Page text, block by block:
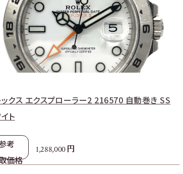
クス エクスプローラー2 216570 自動巻き SS
ト
考
価格
1,288,000円